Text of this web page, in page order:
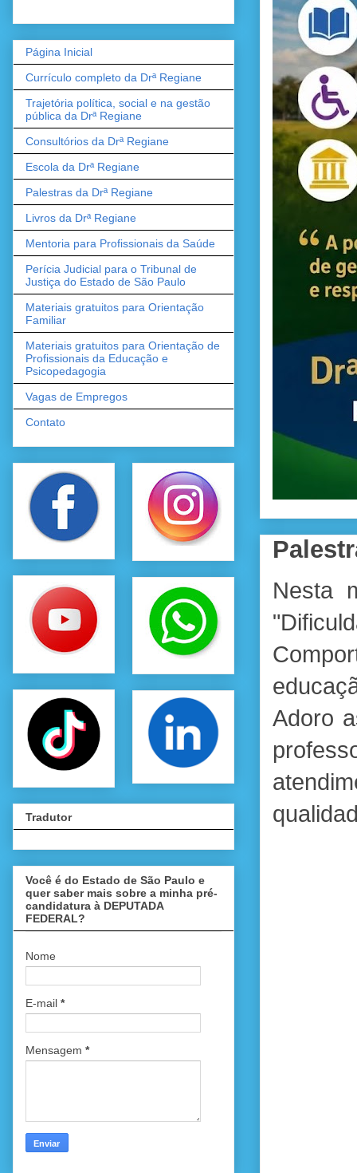
Nesta
Adoro
Página Inicial
Currículo completo da Drª Regiane
Trajetória política, social e na gestão
pública da Drª Regiane
Consultórios da Drª Regiane
Escola da Drª Regiane
Palestras da Drª Regiane
Livros da Drª Regiane
Mentoria para Profissionais da Saúde
Perícia Judicial para o Tribunal de
Justiça do Estado de São Paulo
Materiais gratuitos para Orientação
Familiar
Materiais gratuitos para Orientação de
Profissionais da Educação e
Psicopedagogia
Vagas de Empregos
Contato
Tradutor
Você é do Estado de São Paulo e
quer saber mais sobre a minha pré-
candidatura à DEPUTADA
FEDERAL?
Nome
E-mail *
Mensagem *